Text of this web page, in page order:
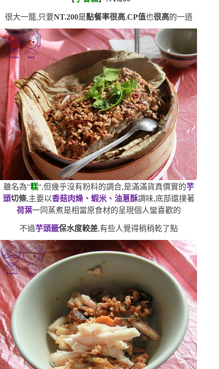
很大一籠,只要NT.200是點餐率很高,CP值也很高的一道
雖名為“糕“,但幾乎沒有粉料的調合,是滿滿貨真價實的芋
頭切條,主要以香菇肉燥、蝦米、油蔥酥調味,底部還撲著
荷葉一同蒸煮是相當原食材的呈現個人蠻喜歡的
不過芋頭籤保水度較差,有些人覺得稍稍乾了點